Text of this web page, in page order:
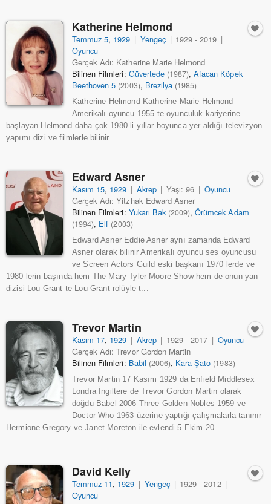
Katherine Helmond
Temmuz 5, 1929 | Yengeç | 1929 - 2019 |
Oyuncu
Gerçek Adı: Katherine Marie Helmond
Bilinen Filmleri: Güvertede (1987),Afacan Köpek
Beethoven 5 (2003), Brezilya (1985)
Katherine Helmond Katherine Marie Helmond
Amerikalı oyuncu 1955 te oyunculuk kariyerine
başlayan Helmond daha çok 1980 li yıllar boyunca yer aldığı televizyon
yapımı dizi ve filmlerle bilinir ...
Edward Asner
Kasım 15, 1929 | Akrep | Yaşı: 96 | Oyuncu
Gerçek Adı: Yitzhak Edward Asner
Bilinen Filmleri: Yukarı Bak (2009),Örümcek Adam
(1994), Elf (2003)
Edward Asner Eddie Asner aynı zamanda Edward
Asner olarak bilinir Amerikalı oyuncu ses oyuncusu
ve Screen Actors Guild eski başkanı 1970 lerde ve
1980 lerin başında hem The Mary Tyler Moore Show hem de onun yan
dizisi Lou Grant te Lou Grant rolüyle t...
Trevor Martin
Kasım 17, 1929 | Akrep | 1929 - 2017 | Oyuncu
Gerçek Adı: Trevor Gordon Martin
Bilinen Filmleri: Babil (2006), Kara Şato (1983)
Trevor Martin 17 Kasım 1929 da Enfield Middlesex
Londra İngiltere de Trevor Gordon Martin olarak
doğdu Babel 2006 Three Golden Nobles 1959 ve
Doctor Who 1963 üzerine yaptığı çalışmalarla tanınır
Hermione Gregory ve Janet Moreton ile evlendi 5 Ekim 20...
David Kelly
Temmuz 11, 1929 | Yengeç | 1929 - 2012 |
Oyuncu